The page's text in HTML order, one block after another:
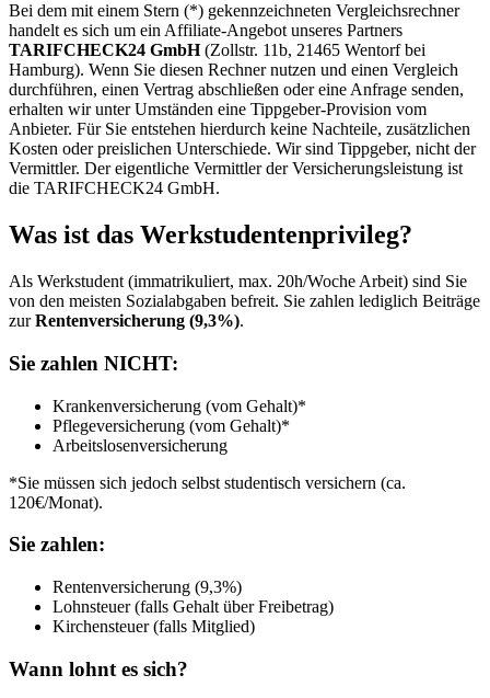
Bei dem mit einem Stern (*) gekennzeichneten Vergleichsrechner
handelt es sich um ein Affiliate-Angebot unseres Partners
TARIFCHECK24 GmbH(Zollstr. 11b, 21465 Wentorf bei
Hamburg). Wenn Sie diesen Rechner nutzen und einen Vergleich
durchführen, einen Vertrag abschließen oder eine Anfrage senden,
erhalten wir unter Umständen eine Tippgeber-Provision vom
Anbieter. Für Sie entstehen hierdurch keine Nachteile, zusätzlichen
Kosten oder preislichen Unterschiede. Wir sind Tippgeber, nicht der
Vermittler. Der eigentliche Vermittler der Versicherungsleistung ist
die TARIFCHECK24 GmbH.
Was ist das Werkstudentenprivileg?
Als Werkstudent (immatrikuliert, max. 20h/Woche Arbeit) sind Sie
von den meisten Sozialabgaben befreit. Sie zahlen lediglich Beiträge
zurRentenversicherung (9,3%).
Sie zahlen NICHT:
Krankenversicherung (vom Gehalt)*
Pflegeversicherung (vom Gehalt)*
Arbeitslosenversicherung
*Sie müssen sich jedoch selbst studentisch versichern (ca.
120€/Monat).
Sie zahlen:
Rentenversicherung (9,3%)
Lohnsteuer (falls Gehalt über Freibetrag)
Kirchensteuer (falls Mitglied)
Wann lohnt es sich?